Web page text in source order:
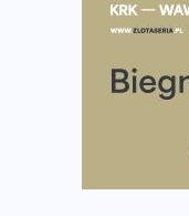
Rozbiegany
Już w tę sobotę 35.
Wystartuje
35. Bieg Powstania
poradnik przed